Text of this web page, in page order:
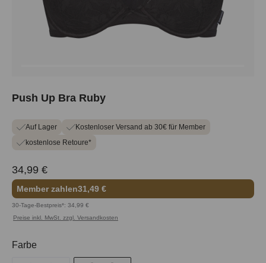
Push Up Bra Ruby
Auf Lager
Kostenloser Versand ab 30€ für Member
kostenlose Retoure*
34,99 €
Member zahlen31,49 €
30-Tage-Bestpreis*: 34,99 €
Preise inkl. MwSt. zzgl. Versandkosten
Farbe